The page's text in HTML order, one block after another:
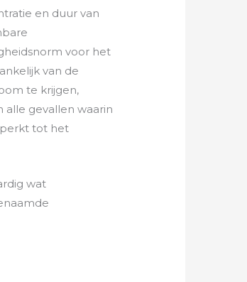
en duur van
voor het
van de
te krijgen,
alle gevallen waarin
tot het
wat